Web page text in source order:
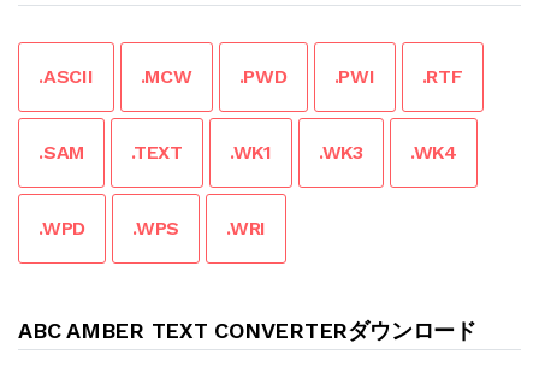
.ASCII .MCW .PWD .PWI .RTF
.SAM .TEXT .WK1 .WK3 .WK4
.WPD .WPS .WRI
ABC AMBER TEXT CONVERTERダウンロード